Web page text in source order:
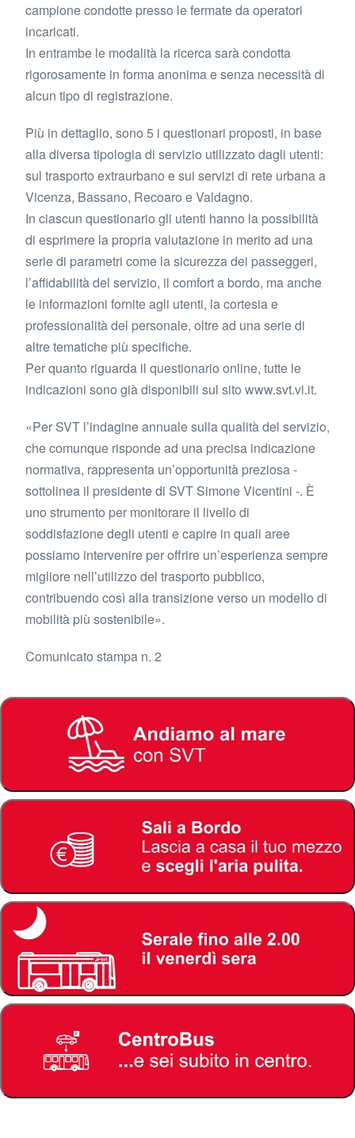
campione condotte presso le fermate da operatori
incaricati.
In entrambe le modalità la ricerca sarà condotta
rigorosamente in forma anonima e senza necessità di
alcun tipo di registrazione.
Più in dettaglio, sono 5 i questionari proposti, in base
alla diversa tipologia di servizio utilizzato dagli utenti:
sul trasporto extraurbano e sui servizi di rete urbana a
Vicenza, Bassano, Recoaro e Valdagno.
In ciascun questionario gli utenti hanno la possibilità
di esprimere la propria valutazione in merito ad una
serie di parametri come la sicurezza dei passeggeri,
l’affidabilità del servizio, il comfort a bordo, ma anche
le informazioni fornite agli utenti, la cortesia e
professionalità del personale, oltre ad una serie di
altre tematiche più specifiche.
Per quanto riguarda il questionario online, tutte le
indicazioni sono già disponibili sul sito www.svt.vi.it.
«Per SVT l’indagine annuale sulla qualità del servizio,
che comunque risponde ad una precisa indicazione
normativa, rappresenta un’opportunità preziosa -
sottolinea il presidente di SVT Simone Vicentini -. È
uno strumento per monitorare il livello di
soddisfazione degli utenti e capire in quali aree
possiamo intervenire per offrire un’esperienza sempre
migliore nell’utilizzo del trasporto pubblico,
contribuendo così alla transizione verso un modello di
mobilità più sostenibile».
Comunicato stampa n. 2